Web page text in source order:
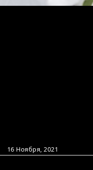
16 Ноября, 2021